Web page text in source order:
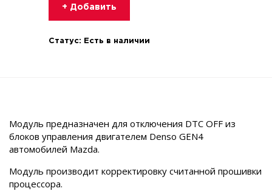
+ Добавить
Статус: Есть в наличии
Модуль предназначен для отключения DTC OFF из
блоков управления двигателем Denso GEN4
автомобилей Mazda.
Модуль производит корректировку считанной прошивки
процессора.